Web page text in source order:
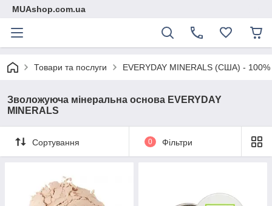
MUAshop.com.ua
Товари та послуги EVERYDAY MINERALS (США) - 100%
Зволожуюча мінеральна основа EVERYDAY
MINERALS
Сортування 0 Фільтри